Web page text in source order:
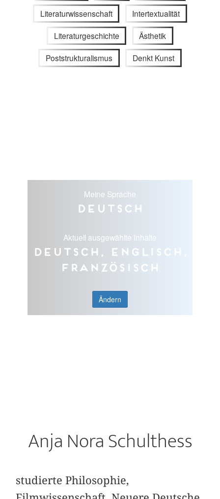
Literaturwissenschaft Intertextualität
Literaturgeschichte Ästhetik
Poststrukturalismus Denkt Kunst
Meine Sprache
Deutsch
Aktuell ausgewählte Inhalte
Deutsch, Englisch,
Französisch
Ändern
Anja Nora Schulthess
studierte Philosophie,